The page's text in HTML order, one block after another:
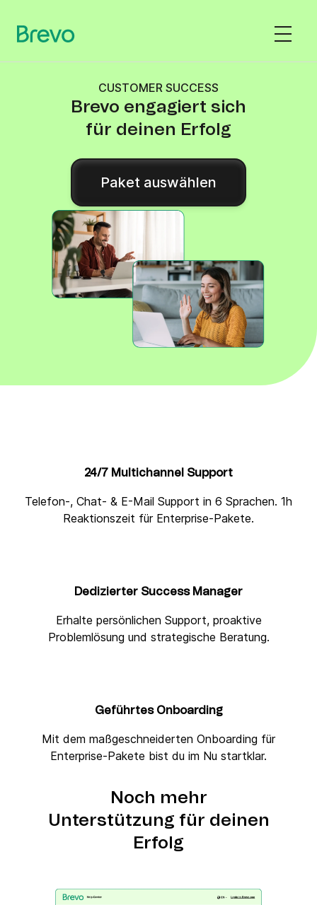
CUSTOMER SUCCESS
Brevo engagiert sich
für deinen Erfolg
Paket auswählen
24/7 Multichannel Support
Telefon-, Chat- & E-Mail Support in 6 Sprachen. 1h
Reaktionszeit für Enterprise-Pakete.
Dedizierter Success Manager
Erhalte persönlichen Support, proaktive
Problemlösung und strategische Beratung.
Geführtes Onboarding
Mit dem maßgeschneiderten Onboarding für
Enterprise-Pakete bist du im Nu startklar.
Noch mehr
Unterstützung für deinen
Erfolg